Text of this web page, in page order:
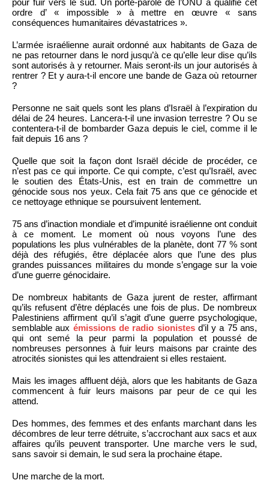
ordre d’ « impossible » à mettre en œuvre « sans
conséquences humanitaires dévastatrices ».
L’armée israélienne aurait ordonné aux habitants de Gaza de
ne pas retourner dans le nord jusqu’à ce qu’elle leur dise qu’ils
sont autorisés à y retourner. Mais seront-ils un jour autorisés à
rentrer ? Et y aura-t-il encore une bande de Gaza où retourner
?
Personne ne sait quels sont les plans d’Israël à l’expiration du
délai de 24 heures. Lancera-t-il une invasion terrestre ? Ou se
contentera-t-il de bombarder Gaza depuis le ciel, comme il le
fait depuis 16 ans ?
Quelle que soit la façon dont Israël décide de procéder, ce
n’est pas ce qui importe. Ce qui compte, c’est qu’Israël, avec
le soutien des États-Unis, est en train de commettre un
génocide sous nos yeux. Cela fait 75 ans que ce génocide et
ce nettoyage ethnique se poursuivent lentement.
75 ans d’inaction mondiale et d’impunité israélienne ont conduit
à ce moment. Le moment où nous voyons l’une des
populations les plus vulnérables de la planète, dont 77 % sont
déjà des réfugiés, être déplacée alors que l’une des plus
grandes puissances militaires du monde s’engage sur la voie
d’une guerre génocidaire.
De nombreux habitants de Gaza jurent de rester, affirmant
qu’ils refusent d’être déplacés une fois de plus. De nombreux
Palestiniens affirment qu’il s’agit d’une guerre psychologique,
semblable aux émissions de radio sionistesd’il y a 75 ans,
qui ont semé la peur parmi la population et poussé de
nombreuses personnes à fuir leurs maisons par crainte des
atrocités sionistes qui les attendraient si elles restaient.
Mais les images affluent déjà, alors que les habitants de Gaza
commencent à fuir leurs maisons par peur de ce qui les
attend.
Des hommes, des femmes et des enfants marchant dans les
décombres de leur terre détruite, s’accrochant aux sacs et aux
affaires qu’ils peuvent transporter. Une marche vers le sud,
sans savoir si demain, le sud sera la prochaine étape.
Une marche de la mort.